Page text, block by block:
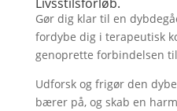
Gør dig klar til en
fordybe dig i terapeutisk
genoprette forbindelsen
Udforsk og frigør den
bærer på, og skab en